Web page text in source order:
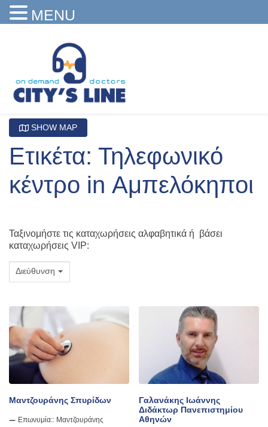
SHOW MAP
Ετικέτα: Τηλεφωνικό
κέντρο in Αμπελόκηποι
Ταξινομήστε τις καταχωρήσεις αλφαβητικά ή βάσει
καταχωρήσεις VIP:
Διεύθυνση
Μαντζουράνης Σπυρίδων
Επωνυμία:: Μαντζουράνης
Γαλανάκης Ιωάννης
Διδάκτωρ Πανεπιστημίου
Αθηνών
MENU